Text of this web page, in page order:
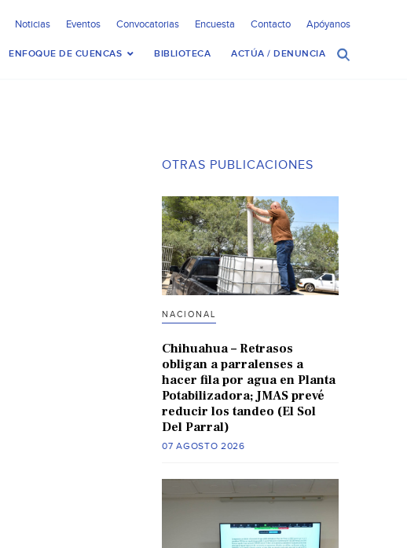
Noticias Eventos Convocatorias Encuesta Contacto Apóyanos
ENFOQUE DE CUENCAS BIBLIOTECA ACTÚA / DENUNCIA
OTRAS PUBLICACIONES
NACIONAL
Chihuahua – Retrasos
obligan a parralenses a
hacer fila por agua en Planta
Potabilizadora; JMAS prevé
reducir los tandeo (El Sol
Del Parral)
07 AGOSTO 2026